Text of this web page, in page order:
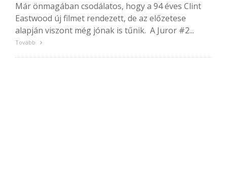
Már önmagában csodálatos, hogy a 94 éves Clint
Eastwood új filmet rendezett, de az előzetese
alapján viszont még jónak is tűnik. A Juror #2...
Tovább